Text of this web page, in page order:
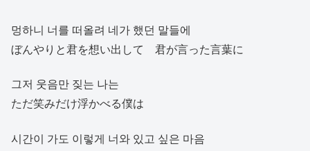
멍하니 너를 떠올려 네가 했던 말들에
ぼんやりと君を想い出して 君が言った言葉に
그저 웃음만 짖는 나는
ただ笑みだけ浮かべる僕は
시간이 가도 이렇게 너와 있고 싶은 마음